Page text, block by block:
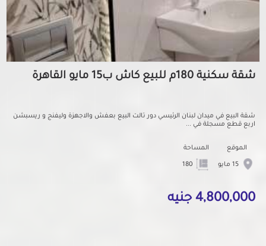
شقة سكنية 180م للبيع كاش ب15 مايو القاهرة
شقة البيع في ميدان لبنان الرئيسي دور تالت البيع بعفش والاجهزة وليفنج و ريسبشن
اربع قطع مسجلة في ...
الموقع المساحة
4,800,000 جنيه